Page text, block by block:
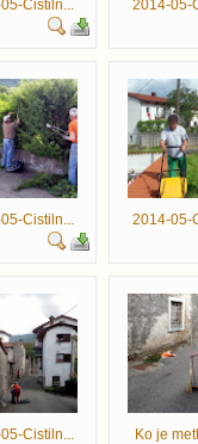
Cistiln... 2014-05-
Cistiln... 2014-05-
Cistiln... Ko je